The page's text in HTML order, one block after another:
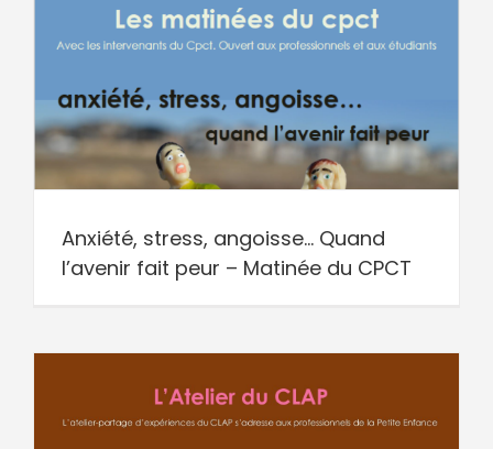
Anxiété, stress, angoisse… Quand
l’avenir fait peur – Matinée du CPCT